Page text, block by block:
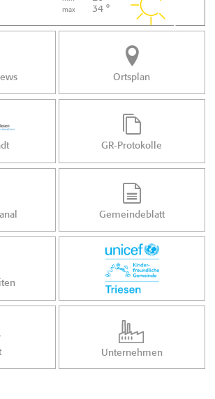
max 34 °
Ortsplan
GR-Protokolle
Gemeindeblatt
Unternehmen